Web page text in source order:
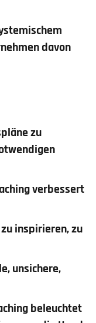
davon
zu
verbessert
inspirieren, zu
unsichere,
beleuchtet